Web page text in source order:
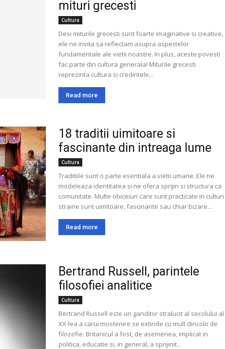
mituri grecesti
Cultura
Desi miturile grecesti sunt foarte imaginative si creative,
ele ne invita sa reflectam asupra aspectelor
fundamentale ale vietii noastre. In plus, aceste povesti
fac parte din cultura generala! Miturile grecesti
reprezinta cultura si credintele...
Read more
18 traditii uimitoare si
fascinante din intreaga lume
Cultura
Traditiile sunt o parte esentiala a vietii umane. Ele ne
modeleaza identitatea si ne ofera sprijin si structura ca
comunitate. Multe obiceiuri care sunt practicate in culturi
straine sunt uimitoare, fascinante sau chiar bizare...
Read more
Bertrand Russell, parintele
filosofiei analitice
Cultura
Bertrand Russell este un ganditor stralucit al secolului al
XX-lea a carui mostenire se extinde cu mult dincolo de
filozofie. Britanicul a fost, de asemenea, implicat in
politica, educatie si, in general, a sprijinit...